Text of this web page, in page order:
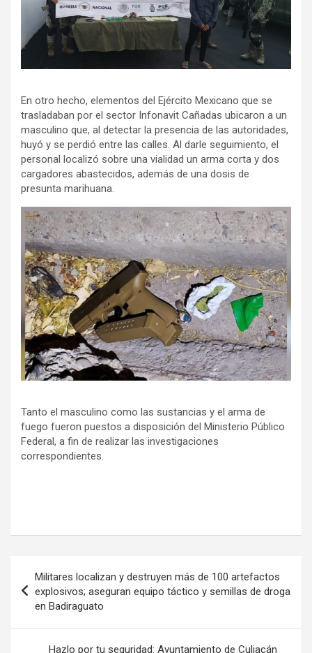
En otro hecho, elementos del Ejército Mexicano que se
trasladaban por el sector Infonavit Cañadas ubicaron a un
masculino que, al detectar la presencia de las autoridades,
huyó y se perdió entre las calles. Al darle seguimiento, el
personal localizó sobre una vialidad un arma corta y dos
cargadores abastecidos, además de una dosis de
presunta marihuana.
Tanto el masculino como las sustancias y el arma de
fuego fueron puestos a disposición del Ministerio Público
Federal, a fin de realizar las investigaciones
correspondientes.
de
entradas
Militares localizan y destruyen más de 100 artefactos
explosivos; aseguran equipo táctico y semillas de droga
en Badiraguato
Hazlo por tu seguridad: Ayuntamiento de Culiacán